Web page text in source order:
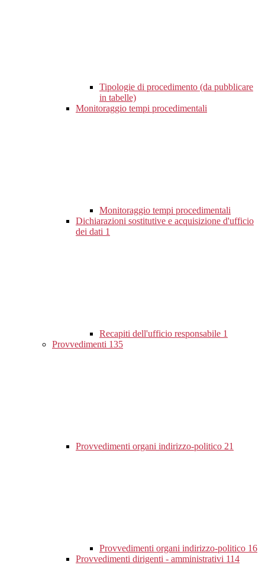
Tipologie di procedimento (da pubblicare
in tabelle)
Monitoraggio tempi procedimentali
Monitoraggio tempi procedimentali
Dichiarazioni sostitutive e acquisizione d'ufficio
dei dati 1
Recapiti dell'ufficio responsabile 1
Provvedimenti 135
Provvedimenti organi indirizzo-politico 21
Provvedimenti organi indirizzo-politico 16
Provvedimenti dirigenti - amministrativi 114